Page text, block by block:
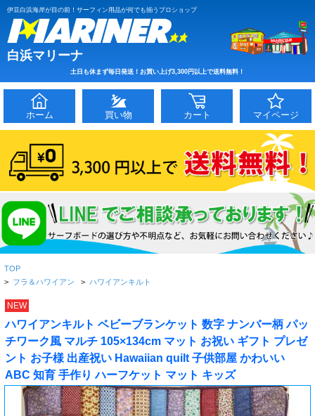
伊豆白浜海岸が目の前！サーフィン用品が何でも揃うプロショップ
白浜マリーナ
土日も休まず毎日発送！お買い上げ3,300円以上で送料無料！
ホーム 買い物 カート マイページ
TOP
> フラ＆ハワイアン > ハワイアンキルト
NEW
ハワイアンキルト ベビーブランケット 数字 ナンバー柄 パッ
チワーク風 マルチ 105×134cm マット お祝い ギフト プレゼ
ント お子様 出産祝い Hawaiian quilt 子供部屋 かわいい
ABC 知育 手作り ハーフケット マット キッズ